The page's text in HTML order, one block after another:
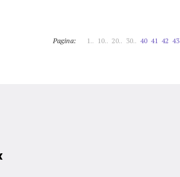
Pagina: 1.. 10.. 20.. 30.. 40 41 42 43